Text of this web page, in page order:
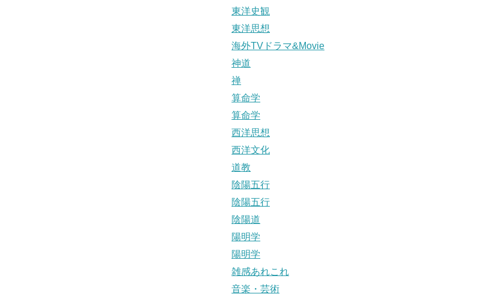
東洋史観
東洋思想
海外TVドラマ&Movie
神道
禅
算命学
算命学
西洋思想
西洋文化
道教
陰陽五行
陰陽五行
陰陽道
陽明学
陽明学
雑感あれこれ
音楽・芸術